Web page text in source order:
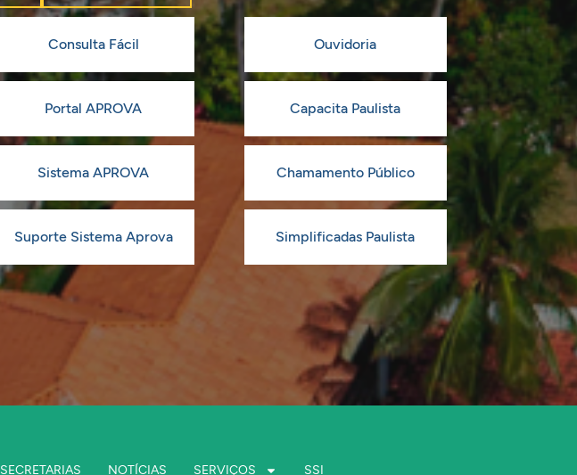
Consulta Fácil Ouvidoria
Portal APROVA Capacita Paulista
Sistema APROVA Chamamento Público
Suporte Sistema Aprova Simplificadas Paulista
SECRETARIAS NOTÍCIAS SERVIÇOS SSI